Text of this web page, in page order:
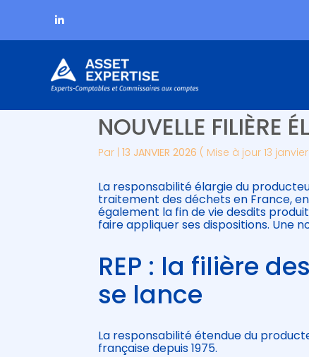
Aller
au
RESPONSABILITÉ
NOUVELLE FILIÈRE
Par |13 JANVIER 2026 ( Mise à jour 13
La responsabilité élargie du
traitement des déchets en France,
également la fin de vie desdits
faire appliquer ses dispositions. Une
REP : la filière
se lance
La responsabilité étendue du
française depuis 1975.